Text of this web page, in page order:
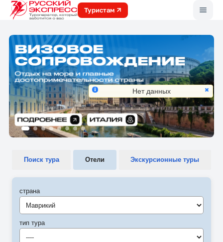
Туристам
Поиск тура Отели Экскурсионные туры
страна
Маврикий
тип тура
----
Нет данных